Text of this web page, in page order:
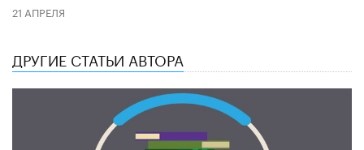
21 АПРЕЛЯ
ДРУГИЕ СТАТЬИ АВТОРА